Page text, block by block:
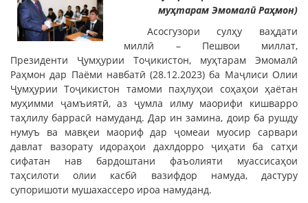
муҳтарам Эмомалӣ Раҳмон)
Асосгузори сулҳу ваҳдати
миллӣ – Пешвои миллат,
Президенти Ҷумҳурии Тоҷикистон, муҳтарам Эмомалӣ
Раҳмон дар Паёми навбатӣ (28.12.2023) ба Маҷлиси Олии
Ҷумҳурии Тоҷикистон тамоми паҳлуҳои соҳаҳои ҳаётан
муҳимми ҷамъиятӣ, аз ҷумла илму маорифи кишварро
таҳлилу баррасӣ намуданд. Дар ин замина, доир ба рушду
нумуъ ва мавқеи маориф дар ҷомеаи муосир сарвари
давлат вазорату идораҳои дахлдорро ҷиҳати ба сатҳи
сифатан нав бардоштани фаъолияти муассисаҳои
таҳсилоти олии касбӣ вазифдор намуда, дастуру
супоришоти мушахассеро ироа намуданд.